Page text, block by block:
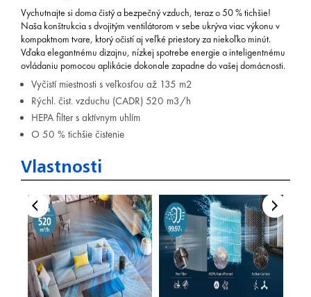
Vychutnajte si doma čistý a bezpečný vzduch, teraz o 50 % tichšie!
Naša konštrukcia s dvojitým ventilátorom v sebe ukrýva viac výkonu v
kompaktnom tvare, ktorý očistí aj veľké priestory za niekoľko minút.
Vďaka elegantnému dizajnu, nízkej spotrebe energie a inteligentnému
ovládaniu pomocou aplikácie dokonale zapadne do vašej domácnosti.
Vyčistí miestnosti s veľkosťou až 135 m2
Rýchl. čist. vzduchu (CADR) 520 m3/h
HEPA filter s aktívnym uhlím
O 50 % tichšie čistenie
Vlastnosti